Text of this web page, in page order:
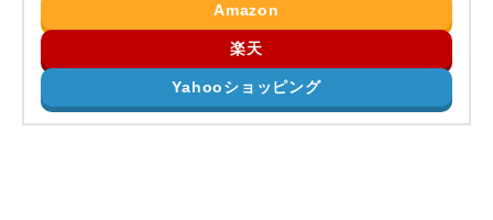
Amazon
楽天
Yahooショッピング